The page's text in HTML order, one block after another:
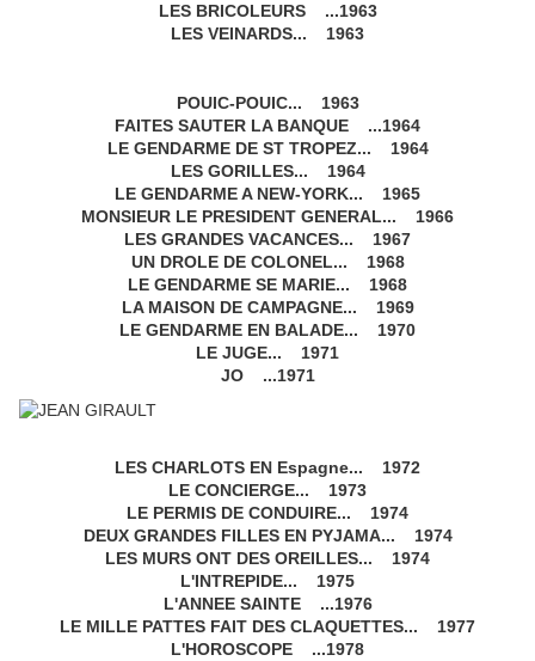
LES BRICOLEURS ...1963
LES VEINARDS... 1963
POUIC-POUIC... 1963
FAITES SAUTER LA BANQUE ...1964
LE GENDARME DE ST TROPEZ... 1964
LES GORILLES... 1964
LE GENDARME A NEW-YORK... 1965
MONSIEUR LE PRESIDENT GENERAL... 1966
LES GRANDES VACANCES... 1967
UN DROLE DE COLONEL... 1968
LE GENDARME SE MARIE... 1968
LA MAISON DE CAMPAGNE... 1969
LE GENDARME EN BALADE... 1970
LE JUGE... 1971
JO ...1971
LES CHARLOTS EN Espagne... 1972
LE CONCIERGE... 1973
LE PERMIS DE CONDUIRE... 1974
DEUX GRANDES FILLES EN PYJAMA... 1974
LES MURS ONT DES OREILLES... 1974
L'INTREPIDE... 1975
L'ANNEE SAINTE ...1976
LE MILLE PATTES FAIT DES CLAQUETTES... 1977
L'HOROSCOPE ...1978